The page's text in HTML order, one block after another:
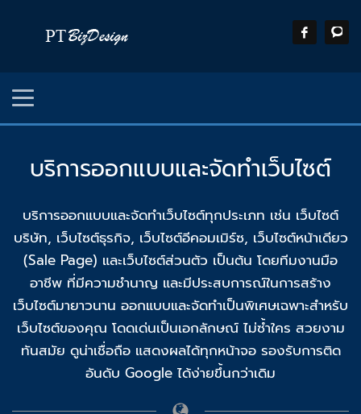
บริการออกแบบและจัดทำเว็บไซต์
บริการออกแบบและจัดทำเว็บไซต์ทุกประเภท เช่น เว็บไซต์
บริษัท, เว็บไซต์ธุรกิจ, เว็บไซต์อีคอมเมิร์ซ, เว็บไซต์หน้าเดียว
(Sale Page) และเว็บไซต์ส่วนตัว เป็นต้น โดยทีมงานมือ
อาชีพ ที่มีความชำนาญ และมีประสบการณ์ในการสร้าง
เว็บไซต์มายาวนาน ออกแบบและจัดทำเป็นพิเศษเฉพาะสำหรับ
เว็บไซต์ของคุณ โดดเด่นเป็นเอกลักษณ์ ไม่ซ้ำใคร สวยงาม
ทันสมัย ดูน่าเชื่อถือ แสดงผลได้ทุกหน้าจอ รองรับการติด
อันดับ Google ได้ง่ายขึ้นกว่าเดิม